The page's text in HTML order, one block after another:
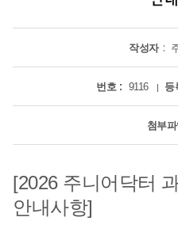
작성자
번호 9116 등
첨부
[2026 주니어닥터
안내사항]